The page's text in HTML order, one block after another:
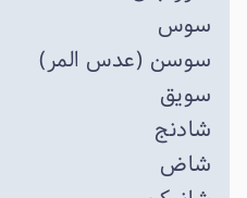
سوس
سوسن (عدس المر)
سویق
شادنج
شاض